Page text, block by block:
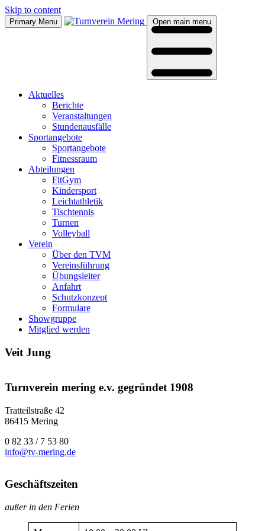
Skip to content
Primary Menu Open main menu
Aktu­el­les
Berich­te
Ver­an­stal­tun­gen
Stun­den­aus­fäl­le
Sport­an­ge­bo­te
Sport­an­ge­bo­te
Fit­ness­raum
Abtei­lun­gen
Fit­Gym
Kin­der­sport
Leicht­ath­le­tik
Tisch­ten­nis
Tur­nen
Vol­ley­ball
Ver­ein
Über den TVM
Ver­eins­füh­rung
Übungs­lei­ter
Anfahrt
Schutz­kon­zept
For­mu­la­re
Show­grup­pe
Mit­glied wer­den
Veit Jung
Turnverein mering e.v. gegründet 1908
Tratteilstraße 42
86415 Mering
0 82 33 / 7 53 80
info@tv-mering.de
Geschäftszeiten
außer in den Ferien